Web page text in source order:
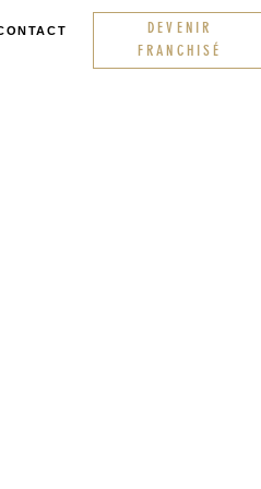
DEVENIR
FRANCHISÉ